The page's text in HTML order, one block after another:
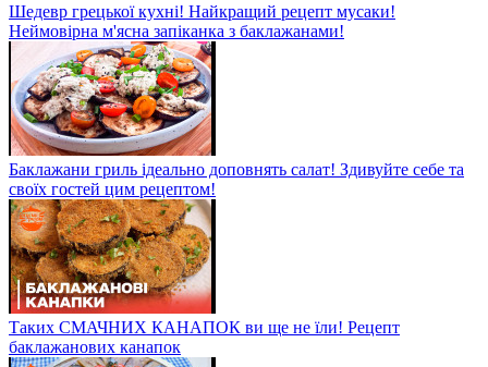
Шедевр грецької кухні! Найкращий рецепт мусаки!
Неймовірна м'ясна запіканка з баклажанами!
Баклажани гриль ідеально доповнять салат! Здивуйте себе та
своїх гостей цим рецептом!
Таких СМАЧНИХ КАНАПОК ви ще не їли! Рецепт
баклажанових канапок